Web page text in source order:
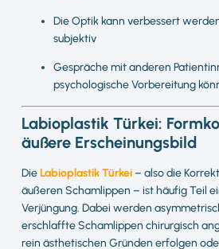
Die Optik kann verbessert
subjektiv
Gespräche mit anderen
psychologische Vorbereitung
Labioplastik Türkei:
äußere Erscheinungsbild
DieLabioplastik Türkei– also die
äußeren Schamlippen – ist häufig Teil
Verjüngung. Dabei werden
erschlaffte Schamlippen chirurgisch
rein ästhetischen Gründen erfolgen